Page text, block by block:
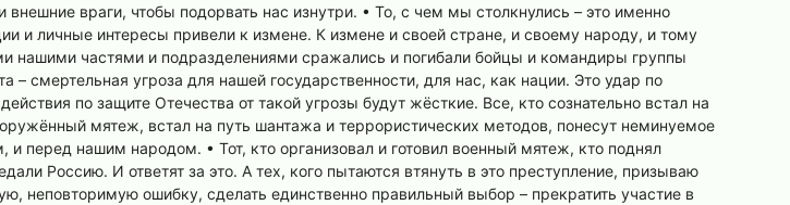
внешние враги, чтобы подорвать нас изнутри. • То, с чем мы столкнулись – это именно
и личные интересы привели к измене. К измене и своей стране, и своему народу, и тому
нашими частями и подразделениями сражались и погибали бойцы и командиры группы
– смертельная угроза для нашей государственности, для нас, как нации. Это удар по
по защите Отечества от такой угрозы будут жёсткие. Все, кто сознательно встал на
мятеж, встал на путь шантажа и террористических методов, понесут неминуемое
и перед нашим народом. • Тот, кто организовал и готовил военный мятеж, кто поднял
Россию. И ответят за это. А тех, кого пытаются втянуть в это преступление, призываю
неповторимую ошибку, сделать единственно правильный выбор – прекратить участие в